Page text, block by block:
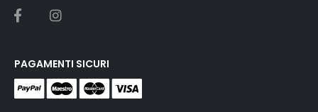
PAGAMENTI SICURI